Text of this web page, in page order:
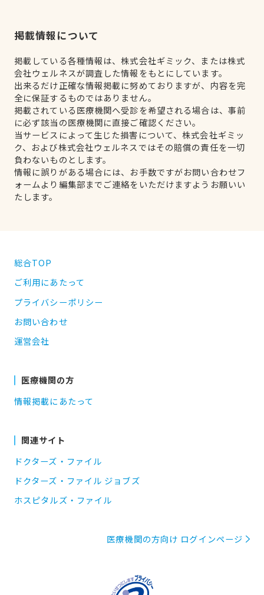
掲載情報について
掲載している各種情報は、株式会社ギミック、または株式
会社ウェルネスが調査した情報をもとにしています。
出来るだけ正確な情報掲載に努めておりますが、内容を完
全に保証するものではありません。
掲載されている医療機関へ受診を希望される場合は、事前
に必ず該当の医療機関に直接ご確認ください。
当サービスによって生じた損害について、株式会社ギミッ
ク、および株式会社ウェルネスではその賠償の責任を一切
負わないものとします。
情報に誤りがある場合には、お手数ですがお問い合わせフ
ォームより編集部までご連絡をいただけますようお願いい
たします。
総合TOP
ご利用にあたって
プライバシーポリシー
お問い合わせ
運営会社
医療機関の方
情報掲載にあたって
関連サイト
ドクターズ・ファイル
ドクターズ・ファイル ジョブズ
ホスピタルズ・ファイル
医療機関の方向け ログインページ